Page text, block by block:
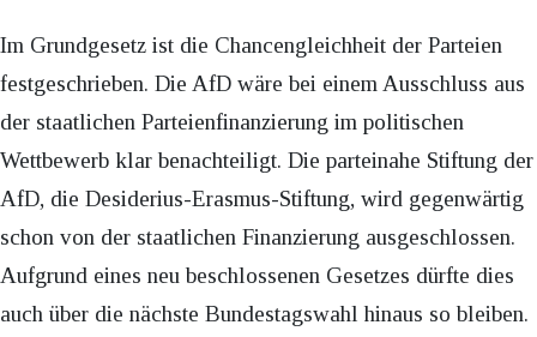
Im Grundgesetz ist die Chancengleichheit der Parteien
festgeschrieben. Die AfD wäre bei einem Ausschluss aus
der staatlichen Parteienfinanzierung im politischen
Wettbewerb klar benachteiligt. Die parteinahe Stiftung der
AfD, die Desiderius-Erasmus-Stiftung, wird gegenwärtig
schon von der staatlichen Finanzierung ausgeschlossen.
Aufgrund eines neu beschlossenen Gesetzes dürfte dies
auch über die nächste Bundestagswahl hinaus so bleiben.